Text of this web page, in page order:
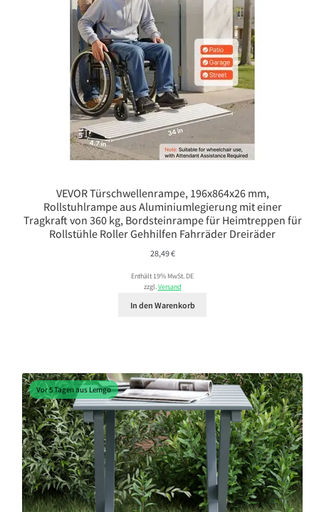
VEVOR Türschwellenrampe, 196x864x26 mm,
Rollstuhlrampe aus Aluminiumlegierung mit einer
Tragkraft von 360 kg, Bordsteinrampe für Heimtreppen für
Rollstühle Roller Gehhilfen Fahrräder Dreiräder
28,49€
Enthält 19% MwSt. DE
zzgl.Versand
In den Warenkorb
Vor 5 Tagen aus Lemgo